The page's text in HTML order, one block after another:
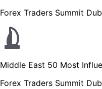
Forex Traders Summit
Middle East 50 Most
Forex Traders Summit